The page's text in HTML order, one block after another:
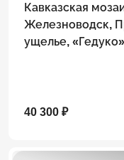
Кавказская
Железноводск,
ущелье,
40 300 ₽